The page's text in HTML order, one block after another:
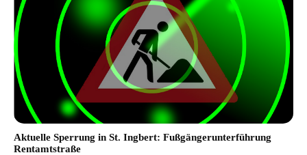
Aktuelle Sperrung in St. Ingbert: Fußgängerunterführung
Rentamtstraße